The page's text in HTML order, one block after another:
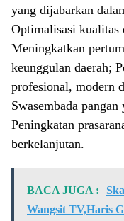
yang dijabarkan
Optimalisasi kualitas
Meningkatkan
keunggulan daerah;
profesional, modern
Swasembada
Peningkatan
berkelanjutan.
BACA JUGA :
Wangsit TV,Haris